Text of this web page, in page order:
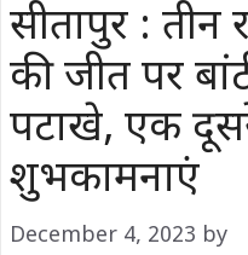
सीतापुर : तीन
की जीत पर
पटाखे, एक
शुभकामनाएं
December 4, 2023 by